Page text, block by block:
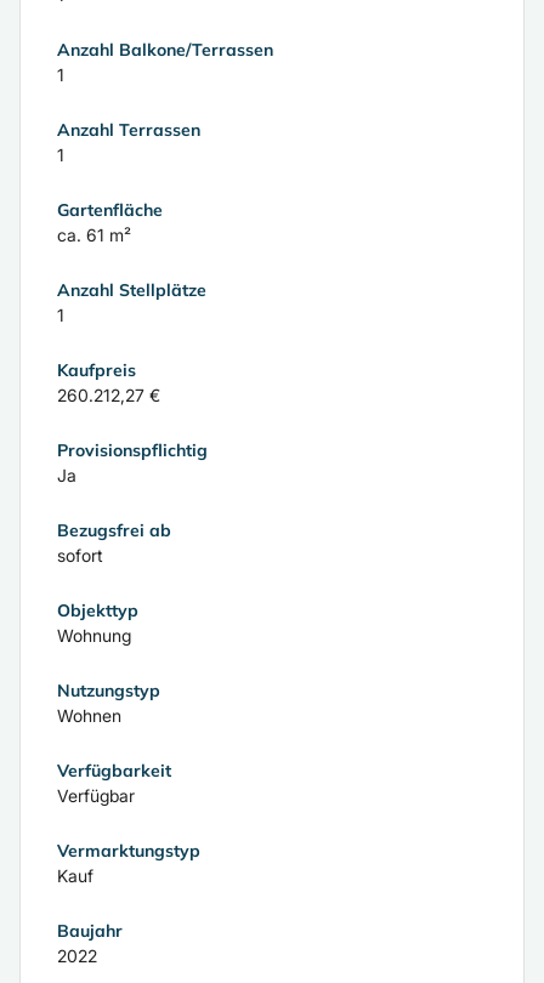
Anzahl Balkone/Terrassen
1
Anzahl Terrassen
1
Gartenfläche
ca. 61 m²
Anzahl Stellplätze
1
Kaufpreis
260.212,27 €
Provisionspflichtig
Ja
Bezugsfrei ab
sofort
Objekttyp
Wohnung
Nutzungstyp
Wohnen
Verfügbarkeit
Verfügbar
Vermarktungstyp
Kauf
Baujahr
2022